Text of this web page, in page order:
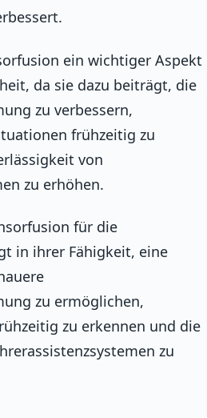
ein wichtiger Aspekt
da sie dazu beiträgt, die
zu verbessern,
frühzeitig zu
von
zu erhöhen.
für die
in ihrer Fähigkeit, eine
zu ermöglichen,
zu erkennen und die
zu